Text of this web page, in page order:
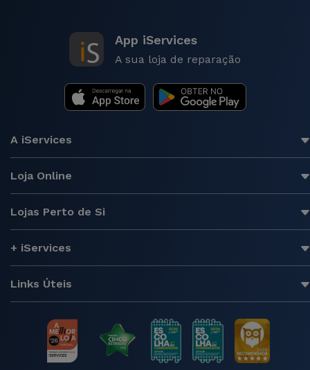
App iServices
A sua loja de reparação
A iServices
Loja Online
Lojas Perto de Si
+ iServices
Links Úteis